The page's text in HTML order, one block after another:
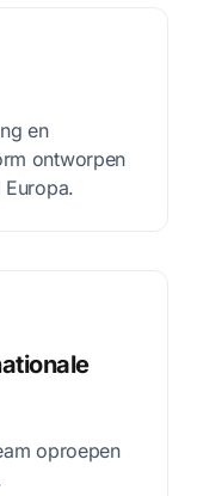
en
ontworpen
oproepen